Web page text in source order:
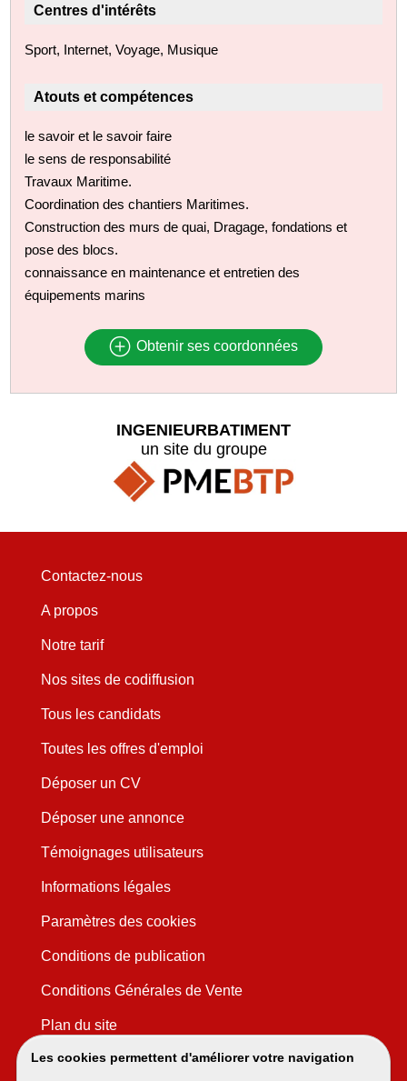
Centres d'intérêts
Sport, Internet, Voyage, Musique
Atouts et compétences
le savoir et le savoir faire
le sens de responsabilité
Travaux Maritime.
Coordination des chantiers Maritimes.
Construction des murs de quai, Dragage, fondations et
pose des blocs.
connaissance en maintenance et entretien des
équipements marins
Obtenir ses coordonnées
Les cookies permettent d'améliorer votre navigation
INGENIEURBATIMENT
un site du groupe
Contactez-nous
A propos
Notre tarif
Nos sites de codiffusion
Tous les candidats
Toutes les offres d'emploi
Déposer un CV
Déposer une annonce
Témoignages utilisateurs
Informations légales
Paramètres des cookies
Conditions de publication
Conditions Générales de Vente
Plan du site